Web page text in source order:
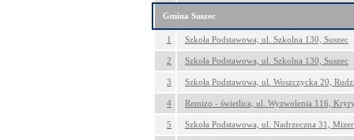
Gmina Suszec
1 Szkoła Podstawowa, ul. Szkolna 130, Suszec
2 Szkoła Podstawowa, ul. Szkolna 130, Suszec
3 Szkoła Podstawowa, ul. Woszczycka 20,
4 Remizo - świetlica, ul. Wyzwolenia 116,
5 Szkoła Podstawowa, ul. Nadrzeczna 31,